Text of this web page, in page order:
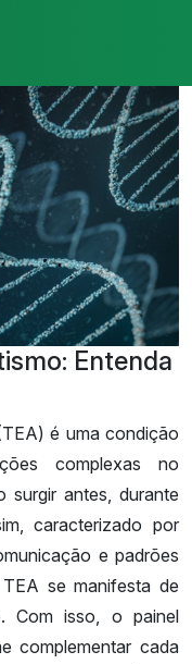
Entenda
é uma condição
complexas no
surgir antes, durante
caracterizado por
e padrões
se manifesta de
Com isso, o painel
complementar cada